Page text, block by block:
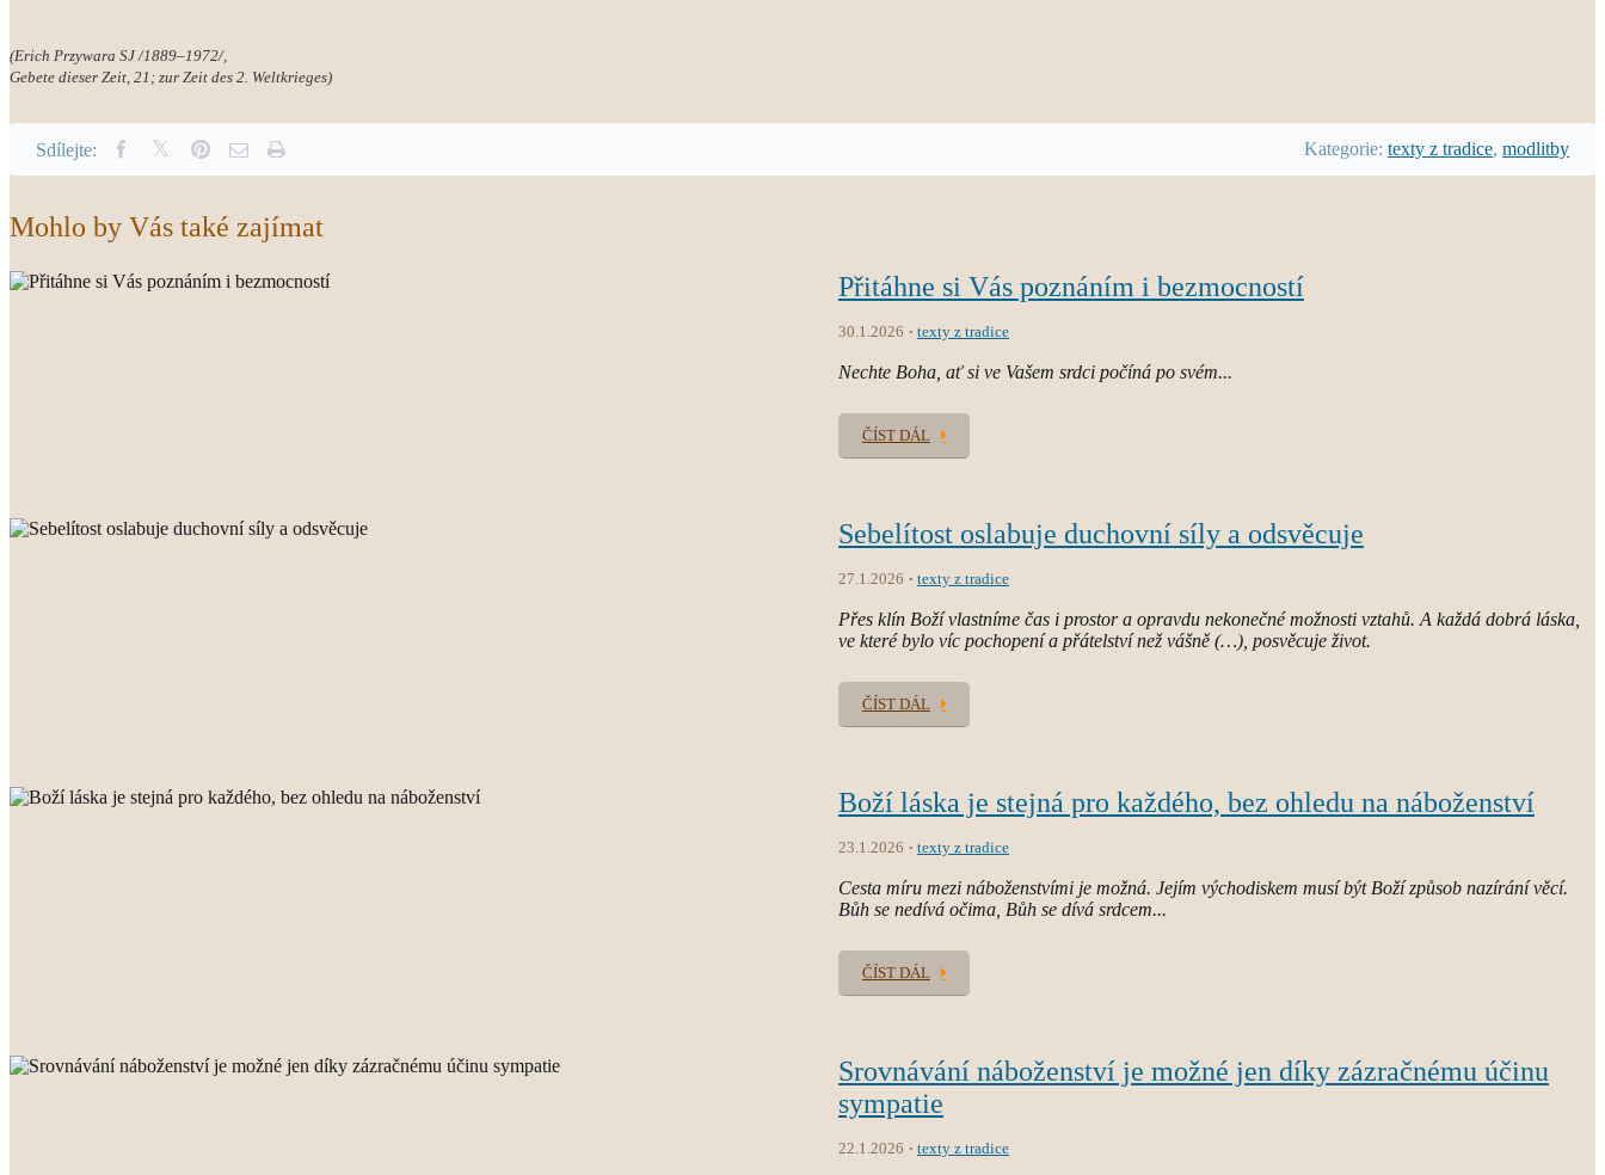
(Erich Przywara SJ /1889–1972/,
Gebete dieser Zeit, 21; zur Zeit des 2. Weltkrieges)
Sdílejte: Kategorie: texty z tradice, modlitby
Mohlo by Vás také zajímat
Přitáhne si Vás poznáním i bezmocností
30.1.2026 texty z tradice
Nechte Boha, ať si ve Vašem srdci počíná po svém...
ČÍST DÁL
Sebelítost oslabuje duchovní síly a odsvěcuje
27.1.2026 texty z tradice
Přes klín Boží vlastníme čas i prostor a opravdu nekonečné možnosti vztahů. A každá dobrá láska,
ve které bylo víc pochopení a přátelství než vášně (…), posvěcuje život.
ČÍST DÁL
Boží láska je stejná pro každého, bez ohledu na náboženství
23.1.2026 texty z tradice
Cesta míru mezi náboženstvími je možná. Jejím východiskem musí být Boží způsob nazírání věcí.
Bůh se nedívá očima, Bůh se dívá srdcem...
ČÍST DÁL
Srovnávání náboženství je možné jen díky zázračnému účinu
sympatie
22.1.2026 texty z tradice